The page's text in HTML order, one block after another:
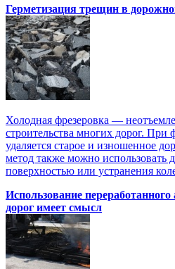
Герметизация трещин в
Холодная фрезеровка —
строительства многих дорог. При
удаляется старое и изношенное
метод также можно использовать
поверхностью или устранения
Использование
дорог имеет смысл